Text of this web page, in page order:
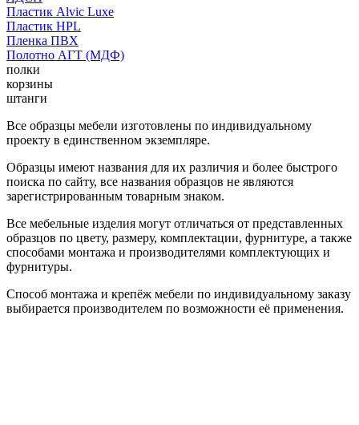
Пластик Alvic Luxe
Пластик HPL
Пленка ПВХ
Полотно АГТ (МДФ)
полки
корзины
штанги
Все образцы мебели изготовлены по индивидуальному
проекту в единственном экземпляре.
Образцы имеют названия для их различия и более быстрого
поиска по сайту, все названия образцов не являются
зарегистрированным товарным знаком.
Все мебельные изделия могут отличаться от представленных
образцов по цвету, размеру, комплектации, фурнитуре, а также
способами монтажа и производителями комплектующих и
фурнитуры.
Способ монтажа и крепёж мебели по индивидуальному заказу
выбирается производителем по возможности её применения.